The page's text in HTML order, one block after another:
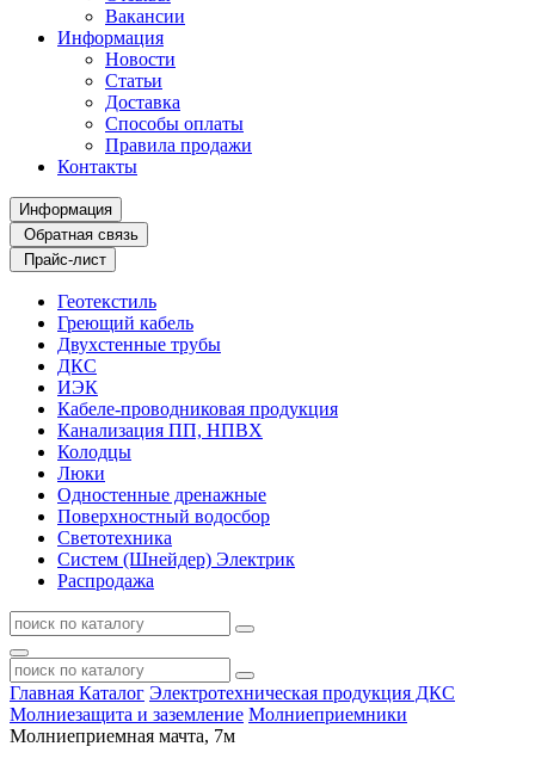
Вакансии
Информация
Новости
Статьи
Доставка
Способы оплаты
Правила продажи
Контакты
Информация
Обратная связь
Прайс-лист
Геотекстиль
Греющий кабель
Двухстенные трубы
ДКС
ИЭК
Кабеле-проводниковая продукция
Канализация ПП, НПВХ
Колодцы
Люки
Одностенные дренажные
Поверхностный водосбор
Светотехника
Систем (Шнейдер) Электрик
Распродажа
Главная Каталог Электротехническая продукция ДКС
Молниезащита и заземление Молниеприемники
Молниеприемная мачта, 7м